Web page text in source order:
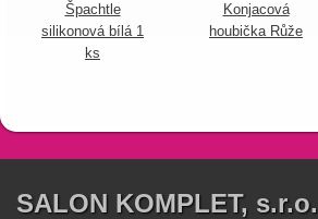
Špachtle
silikonová bílá 1
ks
Konjacová
houbička Růže
SALON KOMPLET, s.r.o.